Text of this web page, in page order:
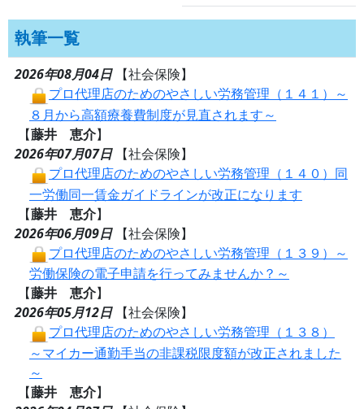
執筆一覧
2026年08月04日
【社会保険】
プロ代理店のためのやさしい労務管理（１４１）～
８月から高額療養費制度が見直されます～
【藤井 恵介】
2026年07月07日
【社会保険】
プロ代理店のためのやさしい労務管理（１４０）同
一労働同一賃金ガイドラインが改正になります
【藤井 恵介】
2026年06月09日
【社会保険】
プロ代理店のためのやさしい労務管理（１３９）～
労働保険の電子申請を行ってみませんか？～
【藤井 恵介】
2026年05月12日
【社会保険】
プロ代理店のためのやさしい労務管理（１３８）
～マイカー通勤手当の非課税限度額が改正されました
～
【藤井 恵介】